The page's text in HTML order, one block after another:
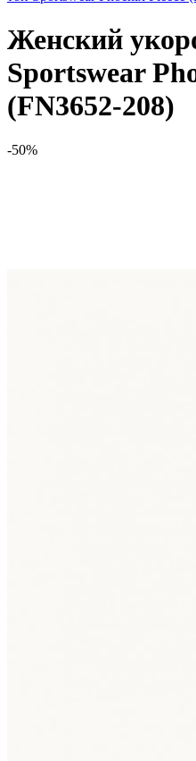
Женский
Sportswear
(FN3652-208)
-50%